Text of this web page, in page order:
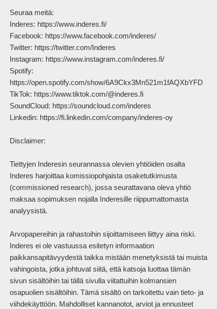
Seuraa meitä:
Inderes: https://www.inderes.fi/
Facebook: https://www.facebook.com/inderes/
Twitter: https://twitter.com/Inderes
Instagram: https://www.instagram.com/inderes.fi/
Spotify:
https://open.spotify.com/show/6A9Ckx3Mn521m1fAQXbYFD
TikTok: https://www.tiktok.com/@inderes.fi
SoundCloud: https://soundcloud.com/inderes
Linkedin: https://fi.linkedin.com/company/inderes-oy
Disclaimer:
Tiettyjen Inderesin seurannassa olevien yhtiöiden osalta
Inderes harjoittaa komissiopohjaista osaketutkimusta
(commissioned research), jossa seurattavana oleva yhtiö
maksaa sopimuksen nojalla Inderesille riippumattomasta
analyysistä.
Arvopapereihin ja rahastoihin sijoittamiseen liittyy aina riski.
Inderes ei ole vastuussa esitetyn informaation
paikkansapitävyydestä taikka mistään menetyksistä tai muista
vahingoista, jotka johtuvat siitä, että katsoja luottaa tämän
sivun sisältöihin tai tällä sivulla viitattuihin kolmansien
osapuolien sisältöihin. Tämä sisältö on tarkoitettu vain tieto- ja
viihdekäyttöön. Mahdolliset kannanotot, arviot ja ennusteet